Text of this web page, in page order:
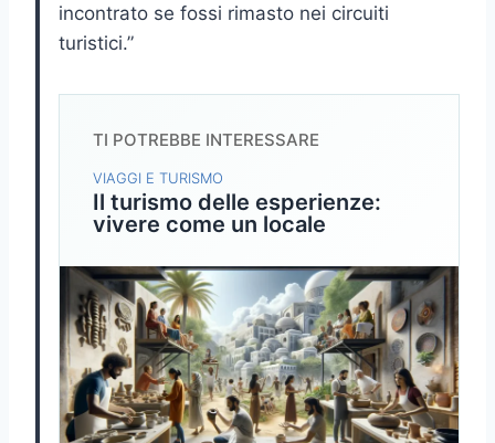
incontrato se fossi rimasto nei circuiti
turistici.”
TI POTREBBE INTERESSARE
VIAGGI E TURISMO
Il turismo delle esperienze:
vivere come un locale